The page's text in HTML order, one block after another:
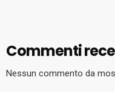
Commenti
Nessun commento da